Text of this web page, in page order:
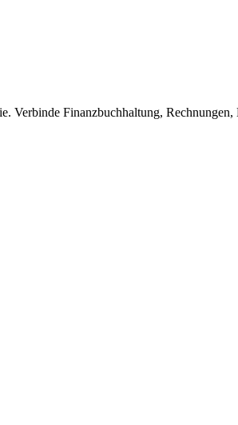
Finanzbuchhaltung, Rechnungen,